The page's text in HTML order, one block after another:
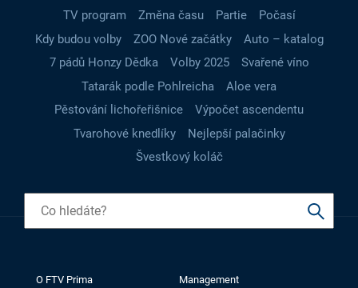
TV program
Změna času Partie
Počasí
Kdy budou volby
ZOO Nové začátky
Auto – katalog
7 pádů Honzy Dědka
Volby 2025
Svařené víno
Tatarák podle Pohlreicha
Aloe vera
Pěstování lichořeřišnice
Výpočet ascendentu
Tvarohové knedlíky
Nejlepší palačinky
Švestkový koláč
O FTV Prima
Management